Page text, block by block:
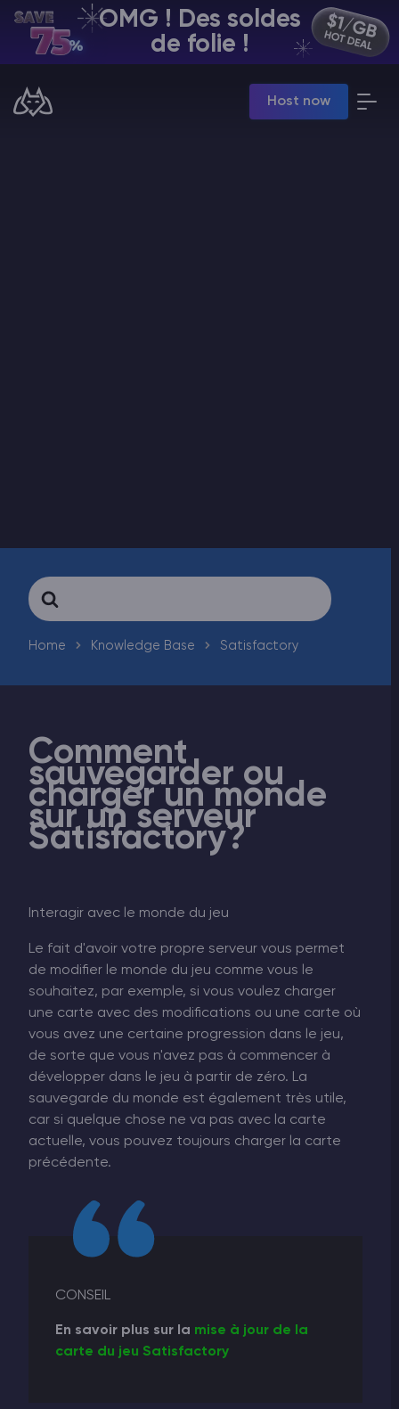
OMG ! Des soldes
de folie !
Host now
FR | USD
Manage your servers & payments
Search
For
Home Knowledge Base Satisfactory
Comment
sauvegarder ou
charger un monde
sur un serveur
Satisfactory?
Interagir avec le monde du jeu
Le fait d'avoir votre propre serveur vous permet
de modifier le monde du jeu comme vous le
souhaitez, par exemple, si vous voulez charger
une carte avec des modifications ou une carte où
vous avez une certaine progression dans le jeu,
de sorte que vous n'avez pas à commencer à
développer dans le jeu à partir de zéro. La
sauvegarde du monde est également très utile,
car si quelque chose ne va pas avec la carte
actuelle, vous pouvez toujours charger la carte
précédente.
CONSEIL
En savoir plus sur la mise à jour de la
carte du jeu Satisfactory